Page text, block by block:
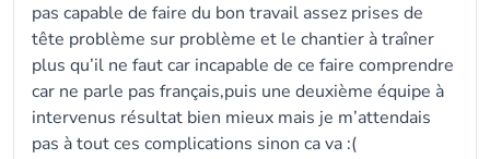
pas capable de faire du bon travail assez prises de
tête problème sur problème et le chantier à traîner
plus qu’il ne faut car incapable de ce faire comprendre
car ne parle pas français,puis une deuxième équipe à
intervenus résultat bien mieux mais je m’attendais
pas à tout ces complications sinon ca va :(